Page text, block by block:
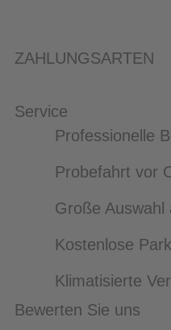
ZAHLUNGSARTEN
Service
Professionelle
Probefahrt vor
Große Auswahl
Kostenlose
Klimatisierte
Bewerten Sie uns